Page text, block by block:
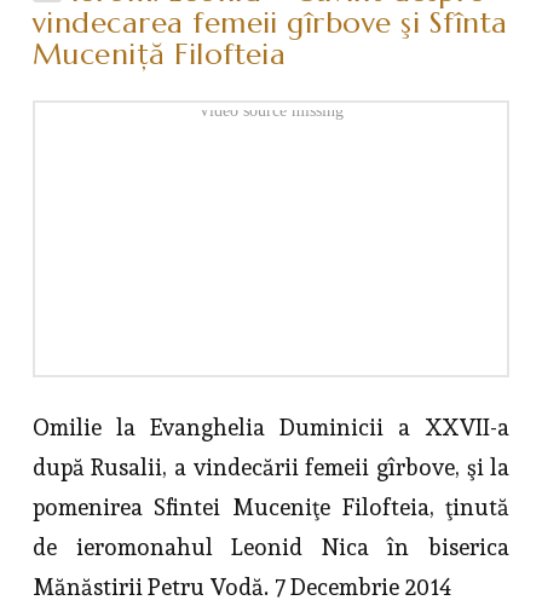
vindecarea femeii gîrbove şi Sfînta
Muceniţă Filofteia
Video source missing
Omilie la Evanghelia Duminicii a XXVII-a
după Rusalii, a vindecării femeii gîrbove, şi la
pomenirea Sfintei Muceniţe Filofteia, ţinută
de ieromonahul Leonid Nica în biserica
Mănăstirii Petru Vodă. 7 Decembrie 2014